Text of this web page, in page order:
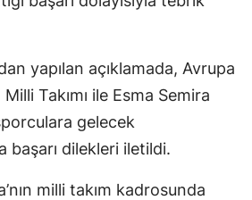
yapılan açıklamada, Avrupa
Takımı ile Esma Semira
gelecek
başarı dilekleri iletildi.
milli takım kadrosunda